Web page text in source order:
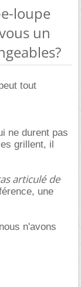
loupe
un
tout
ne durent pas
grillent, il
articulé de
une
n'avons